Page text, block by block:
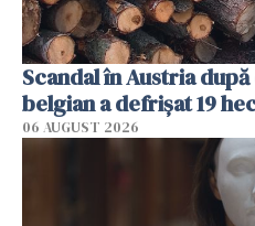
Scandal în Austria
belgian a defrișat 19
06 AUGUST 2026